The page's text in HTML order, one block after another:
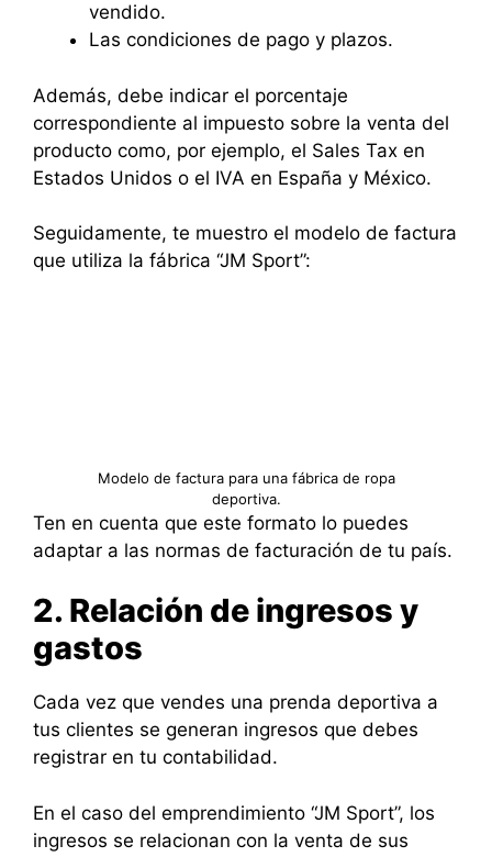
vendido.
Las condiciones de pago y plazos.
Además, debe indicar el porcentaje
correspondiente al impuesto sobre la venta del
producto como, por ejemplo, el Sales Tax en
Estados Unidos o el IVA en España y México.
Seguidamente, te muestro el modelo de factura
que utiliza la fábrica “JM Sport”:
Modelo de factura para una fábrica de ropa
deportiva.
Ten en cuenta que este formato lo puedes
adaptar a las normas de facturación de tu país.
2. Relación de ingresos y
gastos
Cada vez que vendes una prenda deportiva a
tus clientes se generan ingresos que debes
registrar en tu contabilidad.
En el caso del emprendimiento “JM Sport”, los
ingresos se relacionan con la venta de sus